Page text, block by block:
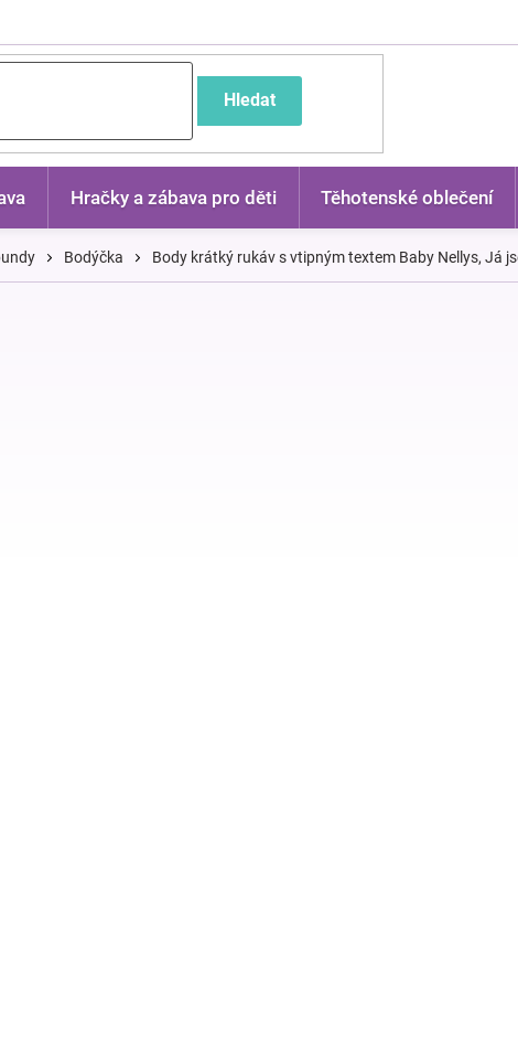
Hledat
Hračky a zábava pro děti Těhotenské oblečení
Bodýčka Body krátký rukáv s vtipným textem Baby Nellys, Já